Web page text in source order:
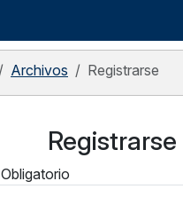
Archivos Registrarse
Registrarse
Obligatorio